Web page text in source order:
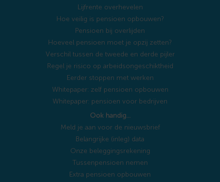
Lijfrente overhevelen
Hoe veilig is pensioen opbouwen?
Pensioen bij overlijden
Hoeveel pensioen moet je opzij zetten?
Verschil tussen de tweede en derde pijler
Regel je risico op arbeidsongeschiktheid
Eerder stoppen met werken
Whitepaper: zelf pensioen opbouwen
Whitepaper: pensioen voor bedrijven
Ook handig…
Meld je aan voor de nieuwsbrief
Belangrijke (inleg) data
Onze beleggingsrekening
Tussenpensioen nemen
Extra pensioen opbouwen